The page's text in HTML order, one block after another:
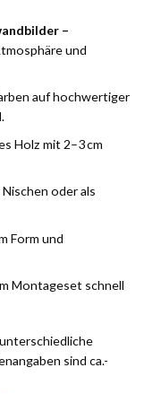
–
und
auf hochwertiger
Holz mit 2–3 cm
oder als
Form und
Montageset schnell
sind ca.-